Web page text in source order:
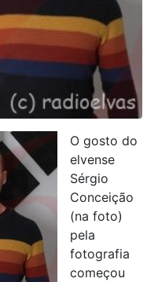
O gosto do
elvense
Sérgio
Conceição
(na foto)
pela
fotografia
começou